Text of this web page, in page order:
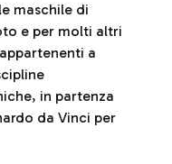
maschile di
e per molti altri
a
in partenza
da Vinci per